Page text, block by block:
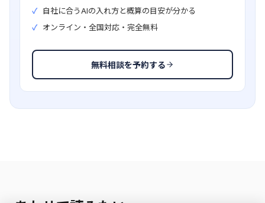
自社に合うAIの入れ方と概算の目安が分かる
オンライン・全国対応・完全無料
無料相談を予約する